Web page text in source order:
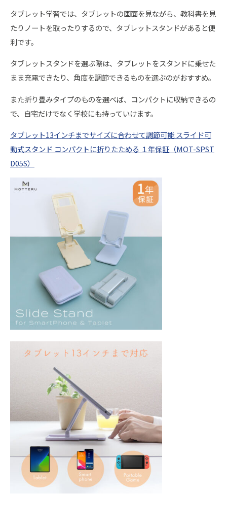
タブレット学習では、タブレットの画面を見ながら、教科書を見
たりノートを取ったりするので、タブレットスタンドがあると便
利です。
タブレットスタンドを選ぶ際は、タブレットをスタンドに乗せた
まま充電できたり、角度を調節できるものを選ぶのがおすすめ。
また折り畳みタイプのものを選べば、コンパクトに収納できるの
で、自宅だけでなく学校にも持っていけます。
タブレット13インチまでサイズに合わせて調節可能 スライド可
動式スタンド コンパクトに折りたためる １年保証（MOT-SPST
D05S）